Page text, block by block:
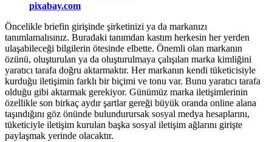
pixabay.com
Öncelikle briefin girişinde şirketinizi ya da markanızı
tanımlamalısınız. Buradaki tanımdan kastım herkesin her yerden
ulaşabileceği bilgilerin ötesinde elbette. Önemli olan markanın
özünü, oluşturulan ya da oluşturulmaya çalışılan marka kimliğini
yaratıcı tarafa doğru aktarmaktır. Her markanın kendi tüketicisiyle
kurduğu iletişimin farklı bir biçimi ve tonu var. Bunu yaratıcı tarafa
olduğu gibi aktarmak gerekiyor. Günümüz marka iletişimlerinin
özellikle son birkaç aydır şartlar gereği büyük oranda online alana
taşındığını göz önünde bulundurursak sosyal medya hesaplarını,
tüketiciyle iletişim kurulan başka sosyal iletişim ağlarını girişte
paylaşmak yerinde olacaktır.